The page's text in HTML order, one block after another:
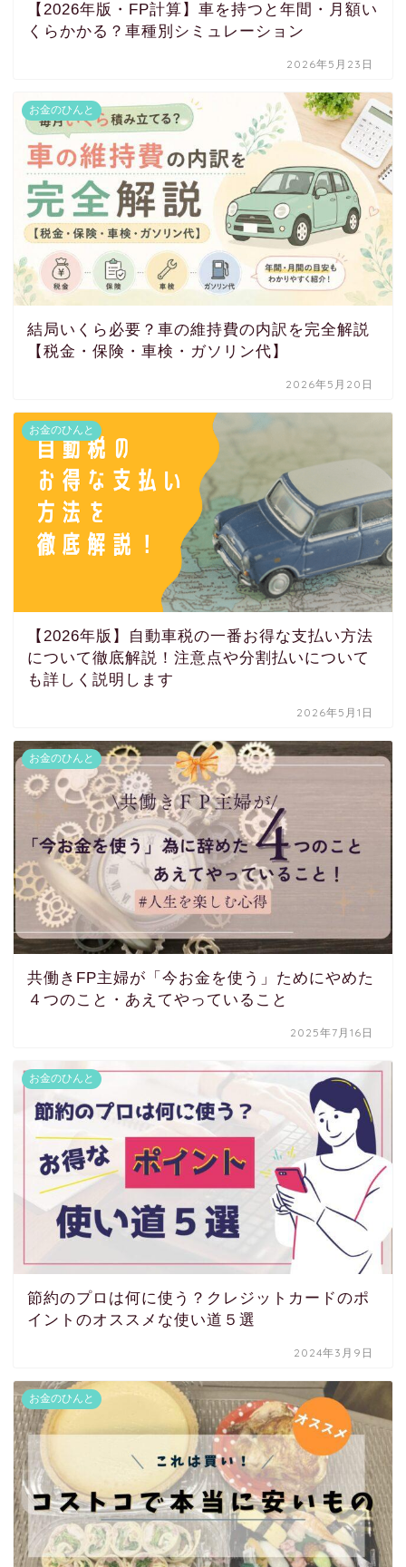
【2026年版・FP計算】車を持つと年間・月額い
くらかかる？車種別シミュレーション
2026年5月23日
お金のひんと
結局いくら必要？車の維持費の内訳を完全解説
【税金・保険・車検・ガソリン代】
2026年5月20日
お金のひんと
【2026年版】自動車税の一番お得な支払い方法
について徹底解説！注意点や分割払いについて
も詳しく説明します
2026年5月1日
お金のひんと
共働きFP主婦が「今お金を使う」ためにやめた
４つのこと・あえてやっていること
2025年7月16日
お金のひんと
節約のプロは何に使う？クレジットカードのポ
イントのオススメな使い道５選
2024年3月9日
お金のひんと